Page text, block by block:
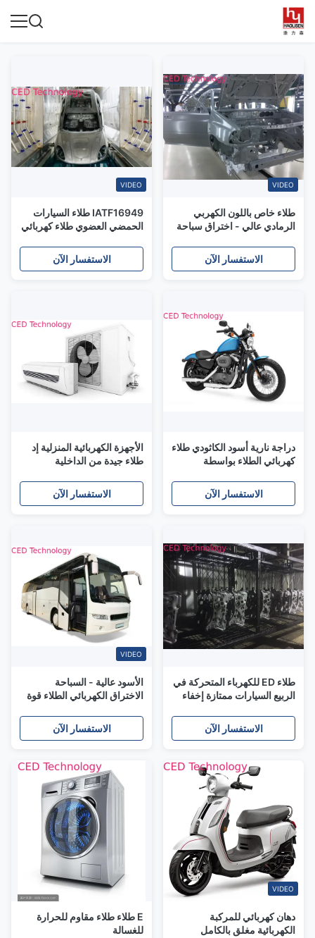
VIDEO
طلاء خاص باللون الكهربي
الرمادي عالي - اختراق سباحة
الاستفسار الآن
VIDEO
IATF16949 طلاء السيارات
الحمضي العضوي طلاء كهربائي
الاستفسار الآن
دراجة نارية أسود الكاثودي طلاء
كهربائي الطلاء بواسطة
الاستفسار الآن
الأجهزة الكهربائية المنزلية إد
طلاء جيدة من الداخلية
الاستفسار الآن
طلاء ED للكهرباء المتحركة في
الربيع السيارات ممتازة إخفاء
الاستفسار الآن
VIDEO
الأسود عالية - السباحة
الاختراق الكهربائي الطلاء قوة
الاستفسار الآن
VIDEO
دهان كهربائي للمركبة
الكهربائية مغلق بالكامل
E طلاء طلاء مقاوم للحرارة
للغسالة